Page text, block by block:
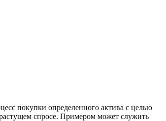
покупки определенного актива с целью
спросе. Примером может служить